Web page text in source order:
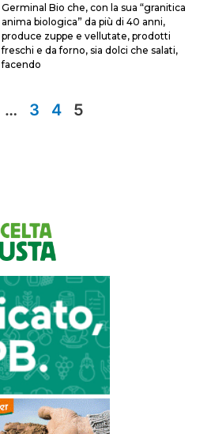
Germinal Bio che, con la sua “granitica
anima biologica” da più di 40 anni,
produce zuppe e vellutate, prodotti
freschi e da forno, sia dolci che salati,
facendo
… 3 4 5